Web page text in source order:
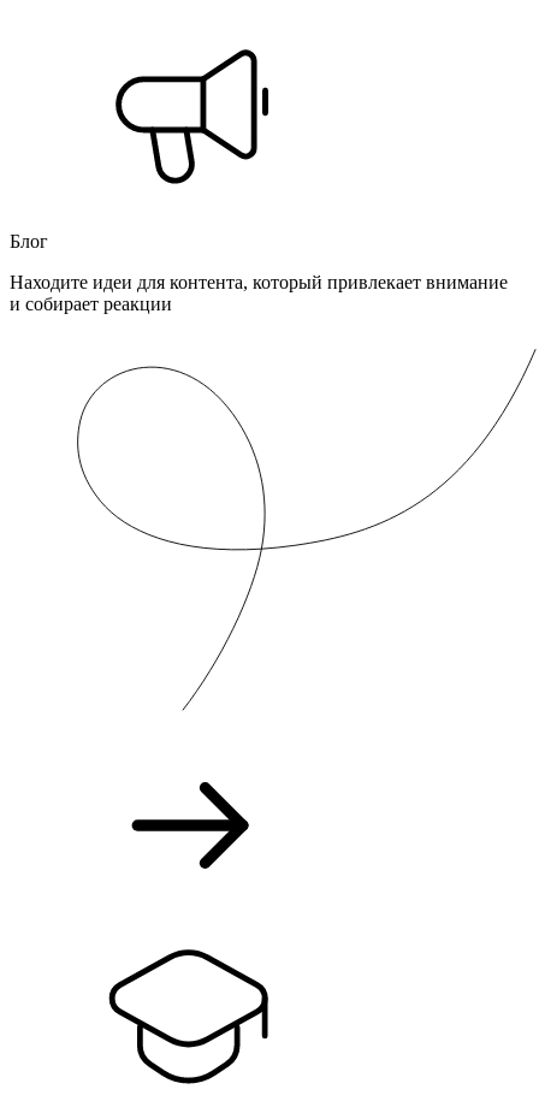
Блог
Находите идеи для контента, который привлекает внимание
и собирает реакции